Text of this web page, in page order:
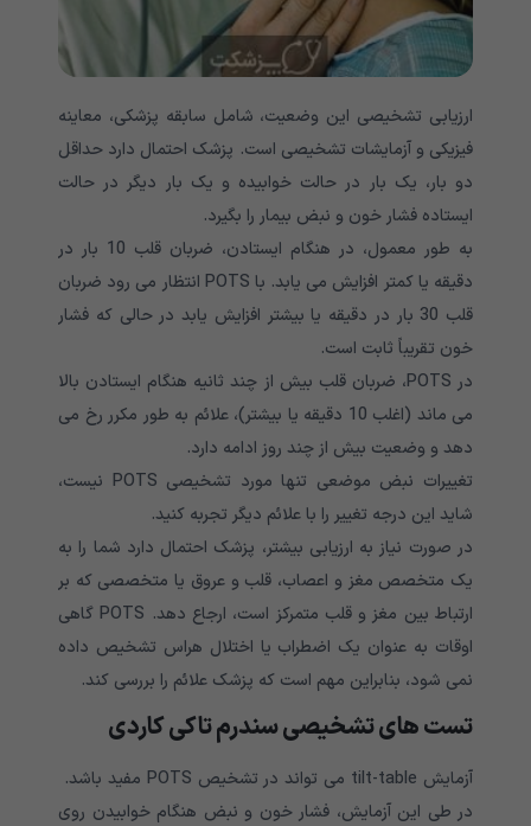
ارزیابی تشخیصی این وضعیت، شامل سابقه پزشکی، معاینه
فیزیکی و آزمایشات تشخیصی است. پزشک احتمال دارد حداقل
دو بار، یک بار در حالت خوابیده و یک بار دیگر در حالت
ایستاده فشار خون و نبض بیمار را بگیرد.
به طور معمول، در هنگام ایستادن، ضربان قلب 10 بار در
دقیقه یا کمتر افزایش می یابد. با
انتظار می رود ضربان
قلب 30 بار در دقیقه یا بیشتر افزایش یابد در حالی که فشار
خون تقریباً ثابت است.
در
ضربان قلب بیش از چند ثانیه هنگام ایستادن بالا
می ماند (اغلب 10 دقیقه یا بیشتر)، علائم به طور مکرر رخ می
دهد و وضعیت بیش از چند روز ادامه دارد.
تغییرات نبض موضعی تنها مورد تشخیصی
نیست،
شاید این درجه تغییر را با علائم دیگر تجربه کنید.
در صورت نیاز به ارزیابی بیشتر، پزشک احتمال دارد شما را به
یک متخصص مغز و اعصاب، قلب و عروق یا متخصصی که بر
ارتباط بین مغز و قلب متمرکز است، ارجاع دهد. POTS گاهی
اوقات به عنوان یک اضطراب یا اختلال هراس تشخیص داده
نمی شود، بنابراین مهم است که پزشک علائم را بررسی کند.
تست های تشخیصیسندرم تاکی کاردی
آزمایش می تواند در تشخیص
مفید باشد.
در طی این آزمایش، فشار خون و نبض هنگام خوابیدن روی